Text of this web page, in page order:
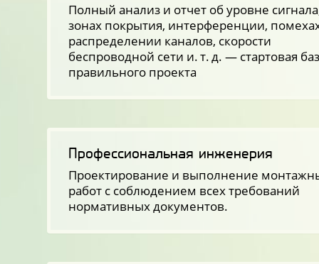
Полный анализ и отчет об уровне
зонах покрытия, интерференции,
распределении каналов, скорости
беспроводной сети и. т. д. — стартовая
правильного проекта
Профессиональная инженерия
Проектирование и выполнение
работ с соблюдением всех требований
нормативных документов.